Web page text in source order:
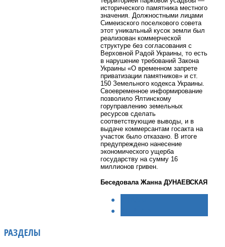
исторического памятника местного
значения. Должностными лицами
Симеизского поселкового совета
этот уникальный кусок земли был
реализован коммерческой
структуре без согласования с
Верховной Радой Украины, то есть
в нарушение требований Закона
Украины «О временном запрете
приватизации памятников» и ст.
150 Земельного кодекса Украины.
Своевременное информирование
позволило Ялтинскому
горуправлению земельных
ресурсов сделать
соответствующие выводы, и в
выдаче коммерсантам госакта на
участок было отказано. В итоге
предупреждено нанесение
экономического ущерба
государству на сумму 16
миллионов гривен.
Беседовала Жанна ДУНАЕВСКАЯ
РАЗДЕЛЫ